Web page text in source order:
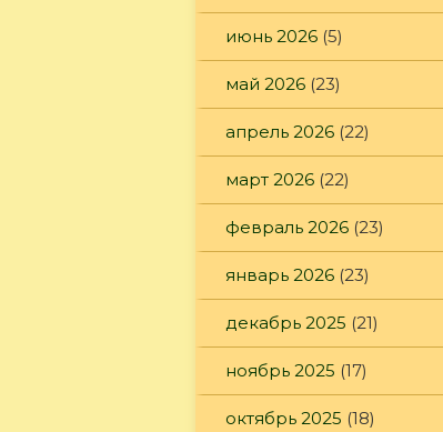
июнь 2026 (5)
май 2026 (23)
апрель 2026 (22)
март 2026 (22)
февраль 2026 (23)
январь 2026 (23)
декабрь 2025 (21)
ноябрь 2025 (17)
октябрь 2025 (18)